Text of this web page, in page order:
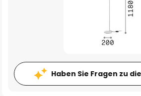
Haben Sie Fragen zu